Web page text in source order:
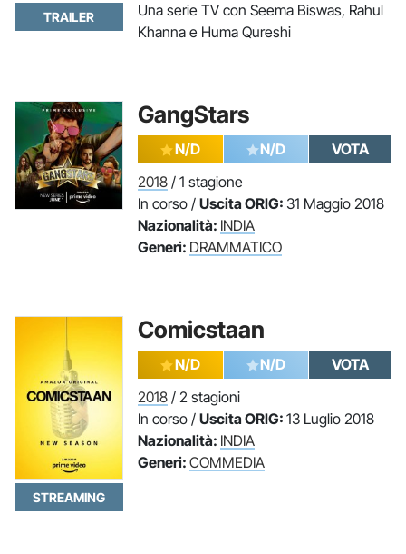
TRAILER
Una serie TV con Seema Biswas, Rahul
Khanna e Huma Qureshi
GangStars
N/D N/D
VOTA
2018 / 1 stagione
In corso / Uscita ORIG: 31 Maggio 2018
Nazionalità: INDIA
Generi: DRAMMATICO
Comicstaan
STREAMING
N/D N/D
VOTA
2018 / 2 stagioni
In corso / Uscita ORIG: 13 Luglio 2018
Nazionalità: INDIA
Generi: COMMEDIA